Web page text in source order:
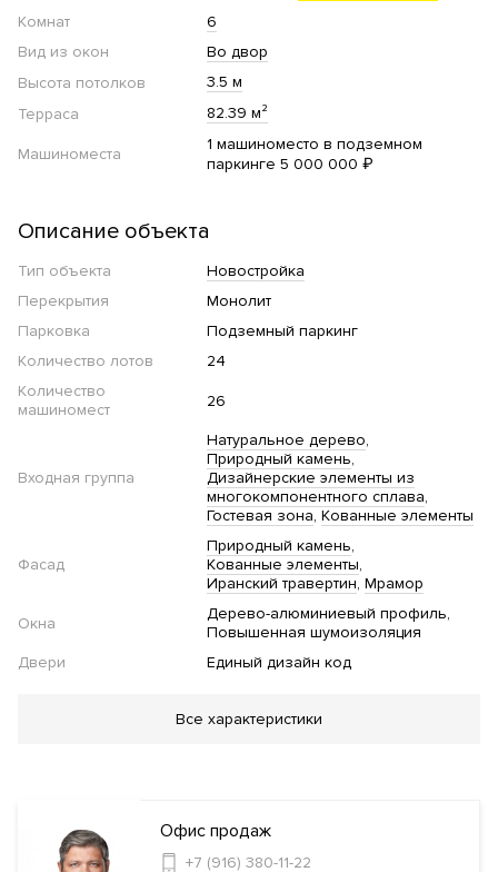
Комнат
6
Вид из окон
Во двор
Высота потолков
3.5 м
Терраса
82.39 м²
Машиноместа
1 машиноместо в подземном
паркинге 5 000 000 ₽
Описание объекта
Тип объекта
Новостройка
Перекрытия
Монолит
Парковка
Подземный паркинг
Количество лотов
24
Количество
машиномест
26
Входная группа
Натуральное дерево
Природный камень
Дизайнерские элементы из
многокомпонентного сплава
Гостевая зона Кованные элементы
Фасад
Природный камень
Кованные элементы
Иранский травертин Мрамор
Окна
Дерево-алюминиевый профиль
Повышенная шумоизоляция
Двери
Единый дизайн код
Консьерж сервис
Все характеристики
Офис продаж
+7 (916) 380-11-22